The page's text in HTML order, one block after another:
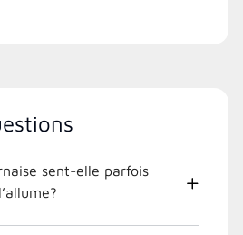
sent-elle parfois